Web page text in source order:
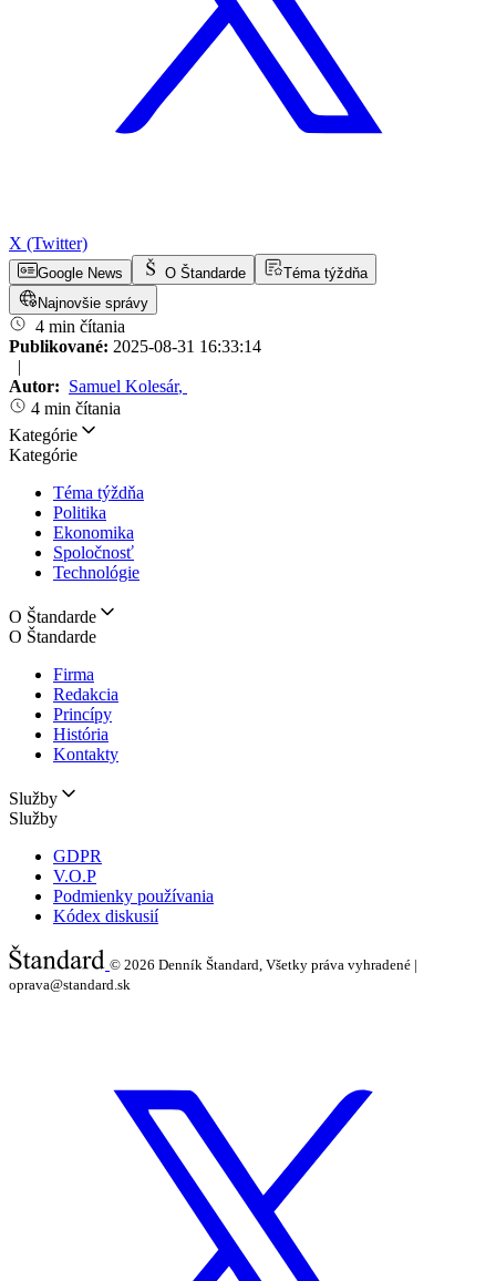
X (Twitter)
Google News O Štandarde
Téma týždňa
Najnovšie správy
4 min čítania
Publikované: 2025-08-31 16:33:14
|
Autor: Samuel Kolesár,
4 min čítania
Kategórie
Kategórie
Téma týždňa
Politika
Ekonomika
Spoločnosť
Technológie
O Štandarde
O Štandarde
Firma
Redakcia
Princípy
História
Kontakty
Služby
Služby
GDPR
V.O.P
Podmienky používania
Kódex diskusií
© 2026 Denník Štandard, Všetky práva vyhradené |
oprava@standard.sk